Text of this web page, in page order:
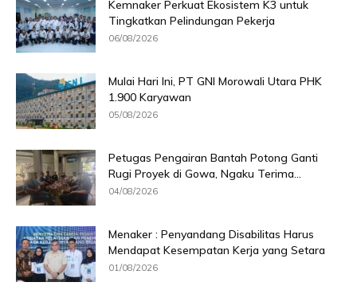
Kemnaker Perkuat Ekosistem K3 untuk
Tingkatkan Pelindungan Pekerja
06/08/2026
Mulai Hari Ini, PT GNI Morowali Utara PHK
1.900 Karyawan
05/08/2026
Petugas Pengairan Bantah Potong Ganti
Rugi Proyek di Gowa, Ngaku Terima...
04/08/2026
Menaker : Penyandang Disabilitas Harus
Mendapat Kesempatan Kerja yang Setara
01/08/2026